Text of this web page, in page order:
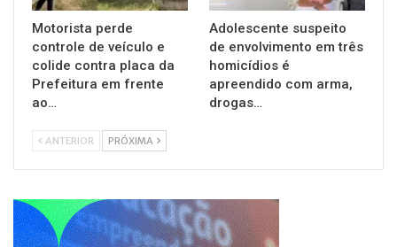
Motorista perde
controle de veículo e
colide contra placa da
Prefeitura em frente
ao…
Adolescente suspeito
de envolvimento em três
homicídios é
apreendido com arma,
drogas…
ANTERIOR PRÓXIMA